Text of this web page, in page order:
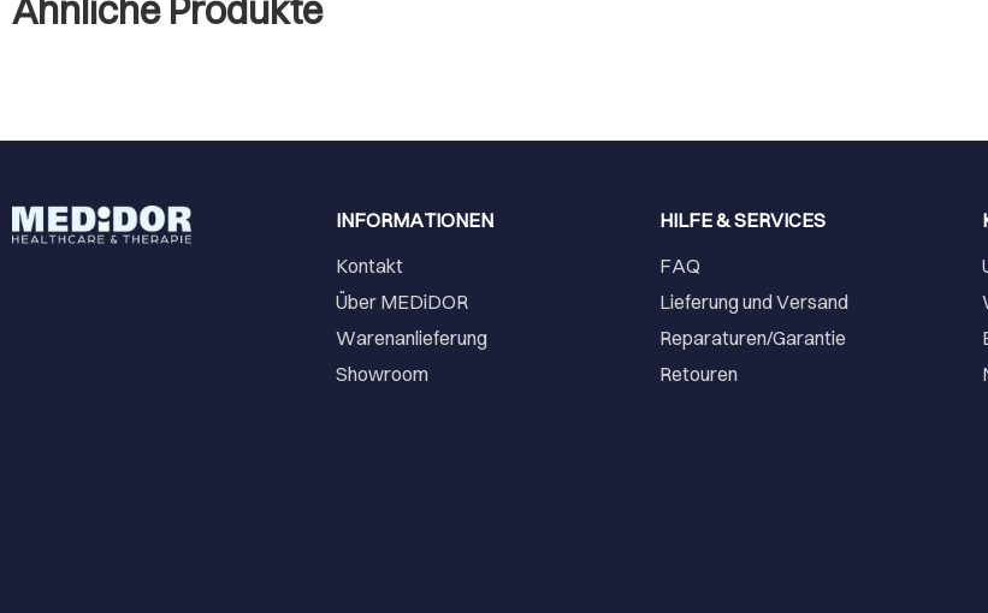
Ähnliche Produkte
INFORMATIONEN
Kontakt
Über MEDiDOR
Warenanlieferung
Showroom
HILFE & SERVICES
FAQ
Lieferung und Versand
Reparaturen/Garantie
Retouren